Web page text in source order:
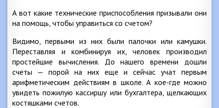
А вот какие технические приспособления призывали они
на помощь, чтобы управиться со счетом?
Видимо, первыми из них были палочки или камушки.
Переставляя и комбинируя их, человек производил
простейшие вычисления. До нашего времени дошли
счеты — порой на них еще и сейчас учат первым
арифметическим действиям в школе. А кое-где можно
увидеть пожилую кассиршу или бухгалтера, щелкающих
костяшками счетов.